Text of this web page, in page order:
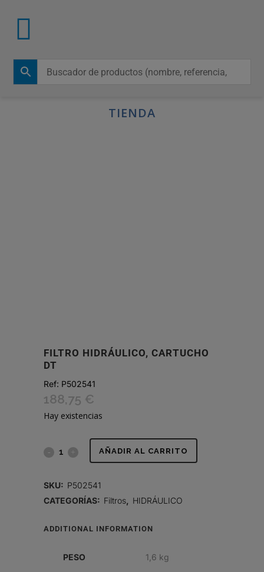
TIENDA
FILTRO HIDRÁULICO, CARTUCHO
DT
Ref: P502541
188,75 €
Hay existencias
FILTRO
CARTUCHO
AÑADIR AL CARRITO
SKU: P502541
CATEGORÍAS: Filtros HIDRÁULICO
ADDITIONAL INFORMATION
PESO 1,6 kg